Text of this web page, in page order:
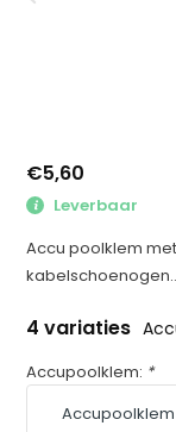
€5,60
Leverbaar
Accu poolklem
4 variaties
Accupoolklem: *